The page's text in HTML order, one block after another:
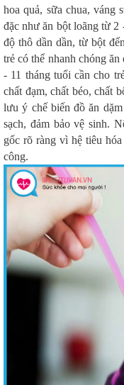
hoa quả, sữa chua,
đặc như ăn bột loãng từ 2
độ thô dần dần, từ bột
trẻ có thể nhanh chóng
- 11 tháng tuổi cần cho
chất đạm, chất béo, chất
lưu ý chế biến đồ ăn
sạch, đảm bảo vệ sinh.
gốc rõ ràng vì hệ tiêu
công.